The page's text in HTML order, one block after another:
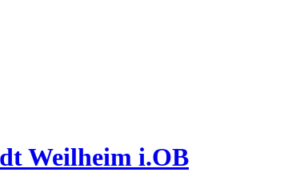
Weilheim i.OB